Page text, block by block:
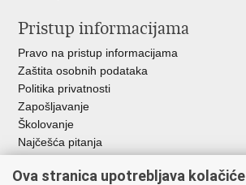
Pristup informacijama
Pravo na pristup informacijama
Zaštita osobnih podataka
Politika privatnosti
Zapošljavanje
Školovanje
Najčešća pitanja
Važne poveznice
Ova stranica upotrebljava kolačiće